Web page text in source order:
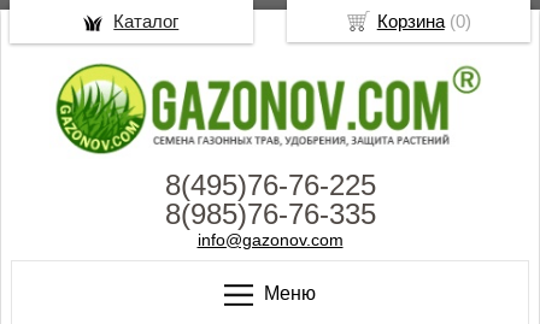
8(495)76-76-225
8(985)76-76-335
info@gazonov.com
Меню
Корзина(0)
Каталог